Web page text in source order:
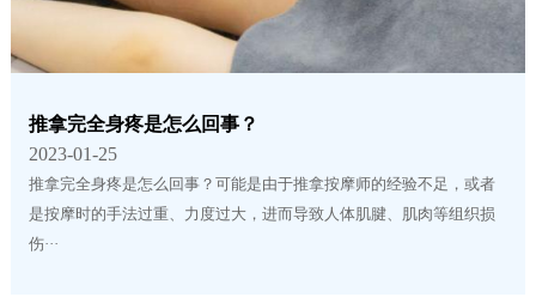
推拿完全身疼是怎么回事？
2023-01-25
推拿完全身疼是怎么回事？可能是由于推拿按摩师的经验不足，或者
是按摩时的手法过重、力度过大，进而导致人体肌腱、肌肉等组织损
伤···